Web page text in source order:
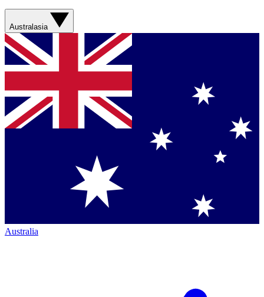
Australasia
Australia